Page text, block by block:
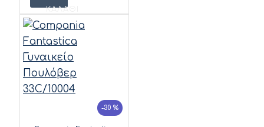
ΚΑΛΆΘΙ
-30 %